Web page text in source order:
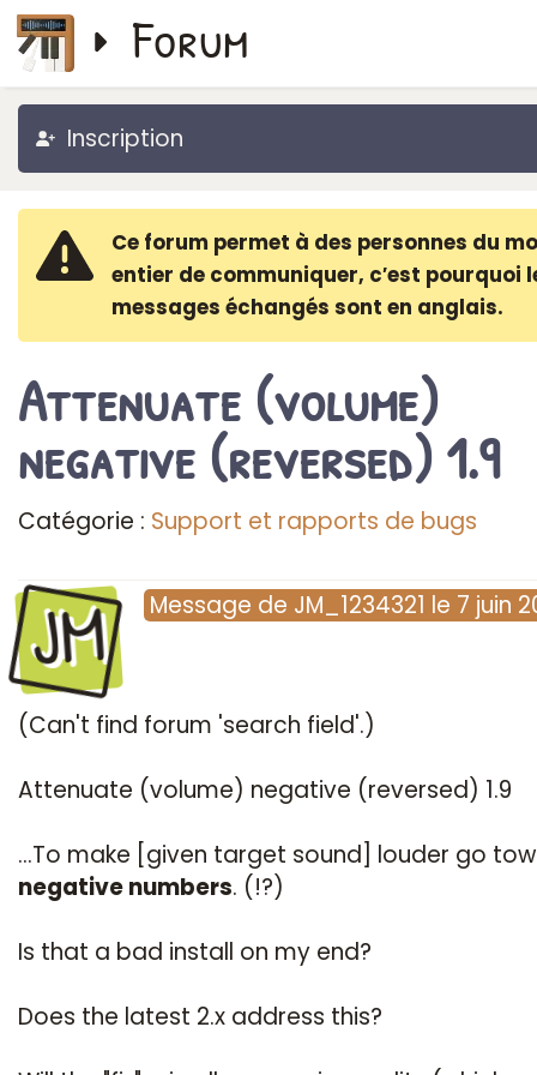
Forum
Inscription
Ce forum permet à des personnes du
entier de communiquer, c′est pourquoi
messages échangés sont en anglais.
Attenuate (volume)
negative (reversed) 1.9
Catégorie : Support et rapports de bugs
JM Message de JM_1234321 le 7 juin
(Can't find forum 'search field'.)
Attenuate (volume) negative (reversed) 1.9
...To make [given target sound] louder go
negative numbers. (!?)
Is that a bad install on my end?
Does the latest 2.x address this?